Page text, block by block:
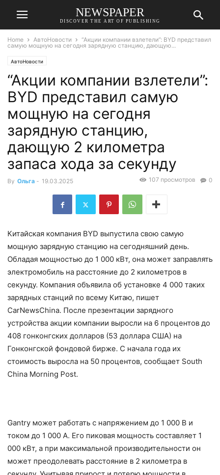
NEWSPAPER
DISCOVER THE ART OF PUBLISHING
Home АвтоНовости
“Акции компании взлетели”: BYD представил
самую мощную на сегодня зарядную станцию, дающую...
АвтоНовости
“Акции компании взлетели”:
BYD представил самую
мощную на сегодня
зарядную станцию,
дающую 2 километра
запаса хода за секунду
By Ольга - 19.03.2025 0
107 просмотров
Китайская компания BYD выпустила свою самую
мощную зарядную станцию на сегодняшний день.
Обладая мощностью до 1 000 кВт, она может заправлять
электромобиль на расстояние до 2 километров в
секунду. Компания объявила об установке 4 000 таких
зарядных станций по всему Китаю, пишет
CarNewsChina. После презентации зарядного
устройства акции компании выросли на 6 процентов до
408 гонконгских долларов (53 доллара США) на
Гонконгской фондовой бирже. С начала года их
стоимость выросла на 50 процентов, сообщает South
China Morning Post.
Gantry может работать с напряжением до 1 000 В и
током до 1 000 А. Его пиковая мощность составляет 1
000 кВт, а при максимальной производительности он
может преодолевать расстояние в 2 километра в